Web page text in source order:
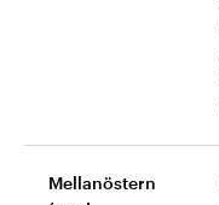
Mellanöstern